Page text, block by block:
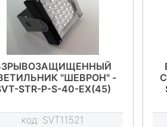
"ШЕВРОН" -
STR-P-S-40-EX(45)
код: SVT11521